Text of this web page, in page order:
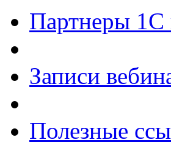
Партнеры 1С
Записи
Полезные